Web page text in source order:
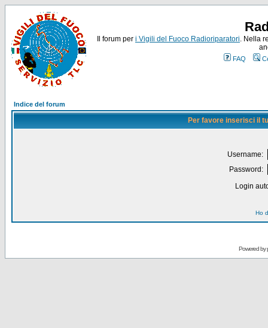
Il forum per i Vigili del Fuoco Radioriparatori. Nella
FAQ
Indice del forum
Per favore inserisci il
Username:
Password:
Login
Ho
Powered by